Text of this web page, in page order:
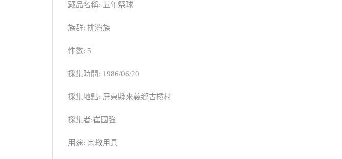
藏品名稱: 五年祭球
族群: 排灣族
件數: 5
採集時間: 1986/06/20
採集地點: 屏東縣來義鄉古樓村
採集者:崔國強
用途: 宗教用具